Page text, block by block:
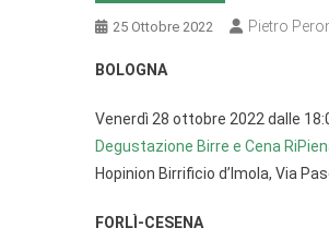
25 Ottobre 2022 Pietro
BOLOGNA
Venerdì 28 ottobre 2022 dalle
Degustazione Birre e Cena
Hopinion Birrificio d’Imola, Via
FORLÌ-CESENA